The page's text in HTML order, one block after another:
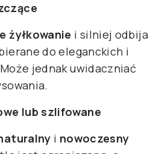
żyłkowanie i silniej odbija
do eleganckich i
jednak uwidaczniać
lub szlifowane
i nowoczesny